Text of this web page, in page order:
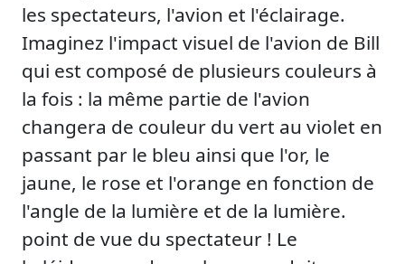
les spectateurs, l'avion et l'éclairage.
Imaginez l'impact visuel de l'avion de Bill
qui est composé de plusieurs couleurs à
la fois : la même partie de l'avion
changera de couleur du vert au violet en
passant par le bleu ainsi que l'or, le
jaune, le rose et l'orange en fonction de
l'angle de la lumière et de la lumière.
point de vue du spectateur ! Le